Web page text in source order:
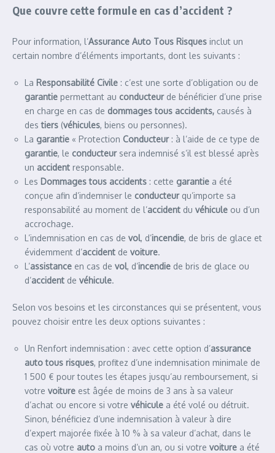
Que couvre cette formule en cas d’accident ?
Pour information, l’Assurance Auto Tous Risques inclut un
certain nombre d’éléments importants, dont les suivants :
La Responsabilité Civile : c’est une sorte d’obligation ou de
garantie permettant au conducteurde bénéficier d’une prise
en charge en cas de dommages tous accidents, causés à
destiers (véhicules, biens ou personnes).
La garantie « Protection Conducteur: à l’aide de ce type de
garantie, le conducteursera indemnisé s’il est blessé après
un accident responsable.
Les Dommages tous accidents : cette garantie a été
conçue afin d’indemniser le conducteurqu’importe sa
responsabilité au moment de l’accident du véhicule ou d’un
accrochage.
L’indemnisation en cas de vol, d’incendie, de bris de glace et
évidemment d’accident de voiture.
L’assistance en cas de vol, d’incendie de bris de glace ou
d’accident de véhicule.
Selon vos besoins et les circonstances qui se présentent, vous
pouvez choisir entre les deux options suivantes :
Un Renfort indemnisation : avec cette option d’assurance
auto tous risques, profitez d’une indemnisation minimale de
1 500 € pour toutes les étapes jusqu’au remboursement, si
votre voiture est âgée de moins de 3 ans à sa valeur
d’achat ou encore si votre véhicule a été volé ou détruit.
Sinon, bénéficiez d’une indemnisation à valeur à dire
d’expert majorée fixée à 10 % à sa valeur d’achat, dans le
cas où votre auto a moins d’un an, ou si votre voiture a été